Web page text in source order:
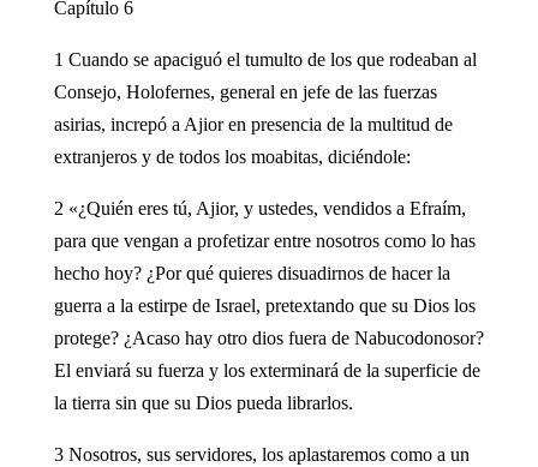
Capítulo 6
1 Cuando se apaciguó el tumulto de los que rodeaban al
Consejo, Holofernes, general en jefe de las fuerzas
asirias, increpó a Ajior en presencia de la multitud de
extranjeros y de todos los moabitas, diciéndole:
2 «¿Quién eres tú, Ajior, y ustedes, vendidos a Efraím,
para que vengan a profetizar entre nosotros como lo has
hecho hoy? ¿Por qué quieres disuadirnos de hacer la
guerra a la estirpe de Israel, pretextando que su Dios los
protege? ¿Acaso hay otro dios fuera de Nabucodonosor?
El enviará su fuerza y los exterminará de la superficie de
la tierra sin que su Dios pueda librarlos.
3 Nosotros, sus servidores, los aplastaremos como a un